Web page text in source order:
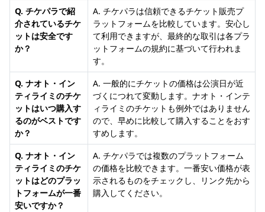
Q. チケパラで紹
介されているチケ
ットは安全です
か？
A. チケパラは信頼できるチケット販売プ
ラットフォームを比較しています。安心し
て利用できますが、最終的な取引は各プラ
ットフォームの規約に基づいて行われま
す。
Q. ナオト・イン
ティライミのチケ
ットはいつ購入す
るのがベストです
か？
A. 一般的にチケットの価格は公演日が近
づくにつれて変動します。ナオト・インテ
ィライミのチケットも例外ではありません
ので、早めに比較して購入することをおす
すめします。
Q. ナオト・イン
ティライミのチケ
ットはどのプラッ
トフォームが一番
安いですか？
A. チケパラでは複数のプラットフォーム
の価格を比較できます。一番安い価格が表
示されるものをチェックし、リンク先から
購入してください。